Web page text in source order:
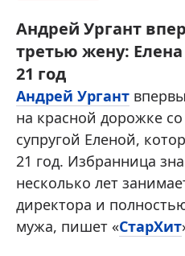
Андрей Ургант
третью жену:
21 год
Андрей Ургант
на красной дорожке
супругой Еленой,
21 год. Избранница
несколько лет
директора и
мужа, пишет «СтарХит